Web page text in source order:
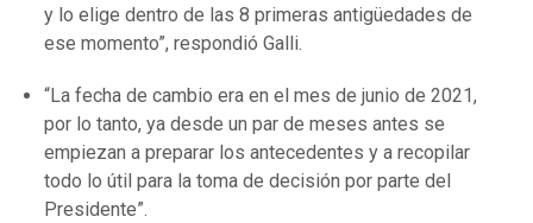
y lo elige dentro de las 8 primeras antigüedades de
ese momento”, respondió Galli.
“La fecha de cambio era en el mes de junio de 2021,
por lo tanto, ya desde un par de meses antes se
empiezan a preparar los antecedentes y a recopilar
todo lo útil para la toma de decisión por parte del
Presidente”.